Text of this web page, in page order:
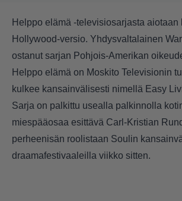
Helppo elämä -televisiosarjasta aiotaan
Hollywood-versio. Yhdysvaltalainen
ostanut sarjan Pohjois-Amerikan
Helppo elämä on Moskito Televisionin
kulkee kansainvälisesti nimellä Easy
Sarja on palkittu usealla palkinnolla
miespääosaa esittävä Carl-Kristian
perheenisän roolistaan Soulin
draamafestivaaleilla viikko sitten.